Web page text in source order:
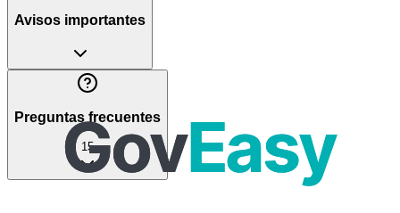
Avisos importantes
Preguntas frecuentes
15